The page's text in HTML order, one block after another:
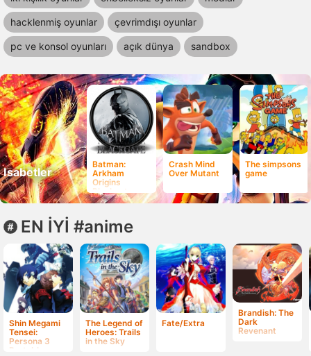
hacklenmiş oyunlar çevrimdışı oyunlar
pc ve konsol oyunları açık dünya sandbox
Isabetler
Batman:
Arkham
Origins
Blackgate
Crash Mind
Over Mutant
The simpsons
game
EN İYİ #anime
Shin Megami
Tensei:
Persona 3
Portable
The Legend of
Heroes: Trails
in the Sky
Fate/Extra
Brandish: The
Dark
Revenant